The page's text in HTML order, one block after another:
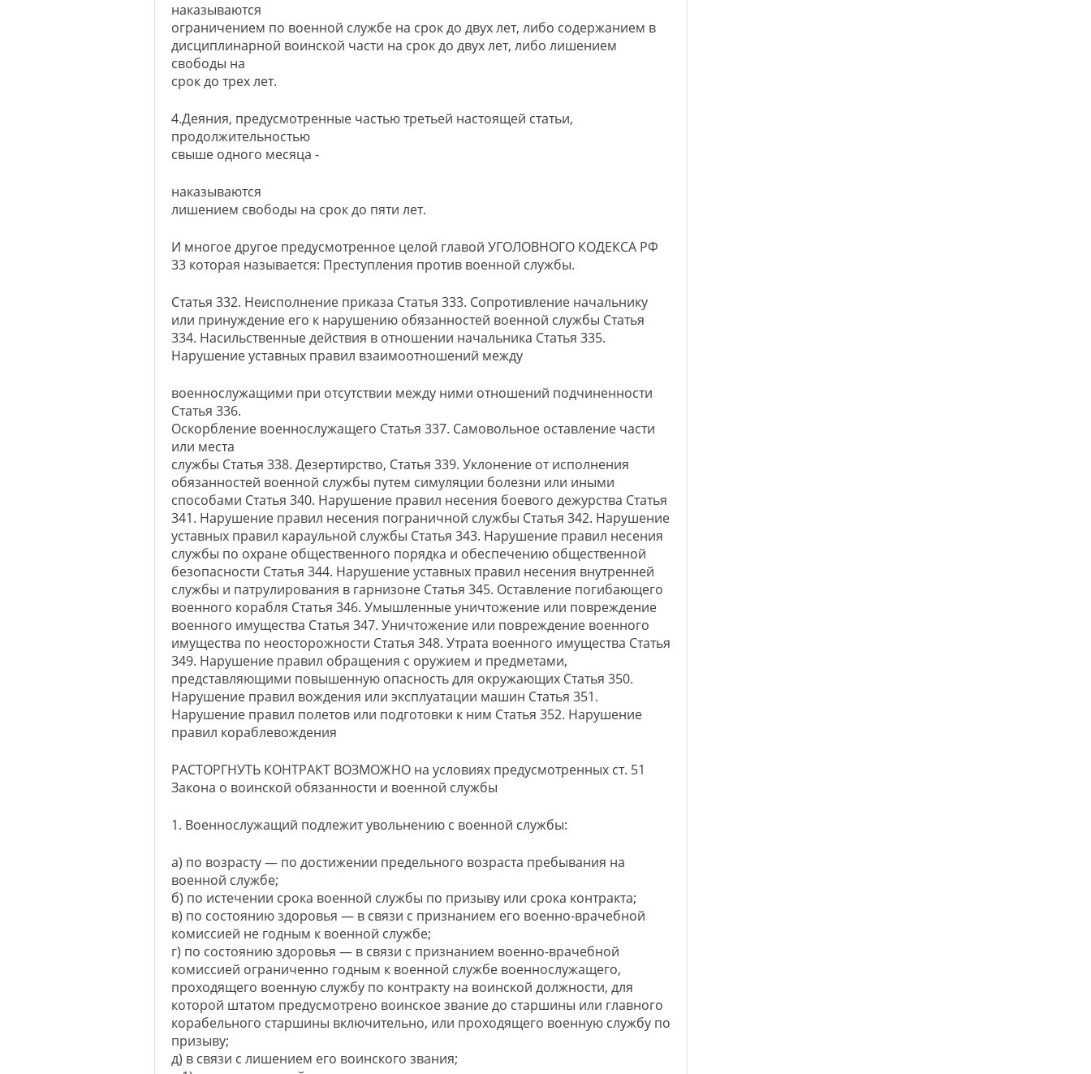
наказываются
ограничением по военной службе на срок до двух лет, либо содержанием в
дисциплинарной воинской части на срок до двух лет, либо лишением
свободы на
срок до трех лет.
4.Деяния, предусмотренные частью третьей настоящей статьи,
продолжительностью
свыше одного месяца -
наказываются
лишением свободы на срок до пяти лет.
И многое другое предусмотренное целой главой УГОЛОВНОГО КОДЕКСА РФ
33 которая называется: Преступления против военной службы.
Статья 332. Неисполнение приказа Статья 333. Сопротивление начальнику
или принуждение его к нарушению обязанностей военной службы Статья
334. Насильственные действия в отношении начальника Статья 335.
Нарушение уставных правил взаимоотношений между
военнослужащими при отсутствии между ними отношений подчиненности
Статья 336.
Оскорбление военнослужащего Статья 337. Самовольное оставление части
или места
службы Статья 338. Дезертирство, Статья 339. Уклонение от исполнения
обязанностей военной службы путем симуляции болезни или иными
способами Статья 340. Нарушение правил несения боевого дежурства Статья
341. Нарушение правил несения пограничной службы Статья 342. Нарушение
уставных правил караульной службы Статья 343. Нарушение правил несения
службы по охране общественного порядка и обеспечению общественной
безопасности Статья 344. Нарушение уставных правил несения внутренней
службы и патрулирования в гарнизоне Статья 345. Оставление погибающего
военного корабля Статья 346. Умышленные уничтожение или повреждение
военного имущества Статья 347. Уничтожение или повреждение военного
имущества по неосторожности Статья 348. Утрата военного имущества Статья
349. Нарушение правил обращения с оружием и предметами,
представляющими повышенную опасность для окружающих Статья 350.
Нарушение правил вождения или эксплуатации машин Статья 351.
Нарушение правил полетов или подготовки к ним Статья 352. Нарушение
правил кораблевождения
РАСТОРГНУТЬ КОНТРАКТ ВОЗМОЖНО на условиях предусмотренных ст. 51
Закона о воинской обязанности и военной службы
1. Военнослужащий подлежит увольнению с военной службы:
а) по возрасту — по достижении предельного возраста пребывания на
военной службе;
б) по истечении срока военной службы по призыву или срока контракта;
в) по состоянию здоровья — в связи с признанием его военно-врачебной
комиссией не годным к военной службе;
г) по состоянию здоровья — в связи с признанием военно-врачебной
комиссией ограниченно годным к военной службе военнослужащего,
проходящего военную службу по контракту на воинской должности, для
которой штатом предусмотрено воинское звание до старшины или главного
корабельного старшины включительно, или проходящего военную службу по
призыву;
д) в связи с лишением его воинского звания;